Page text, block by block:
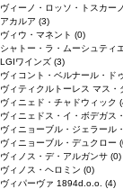
ヴィーノ・ロッソ・トスカー
アカルア (3)
ヴィウ・マネント (0)
シャトー・ラ・ムーシュティ
LGIワインズ (3)
ヴィコント・ベルナール・ド
ヴィティクルトーレス マス・
ヴィニェド・チャドウィック
ヴィニェドス・イ・ボデガス
ヴィニョーブル・ジェラール
ヴィニョーブル・デュクロー
ヴィノス・デ・アルガンサ (0)
ヴィノス・ヘロミン (0)
ヴィパーヴァ 1894d.o.o. (4)